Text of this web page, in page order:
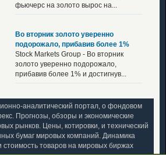
фьючерс на золото вырос на...
Во вторник золото уверенно
подорожало, прибавив более 1%
Stock Markets Group - Во вторник
золото уверенно подорожало,
прибавив более 1% и достигнув...
аналитический портал, о фондовом
Прогнозы, обзоры и экономические
рынков. Цены, котировки, и технический
бумаг мировых компаний. Динамика
стоимость товаров на мировых биржах